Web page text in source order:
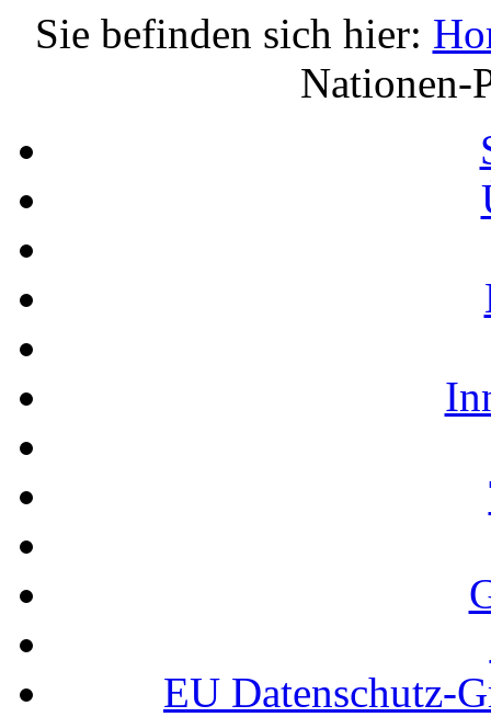
Sie befinden sich hier:
Nationen-
EU Datenschutz-